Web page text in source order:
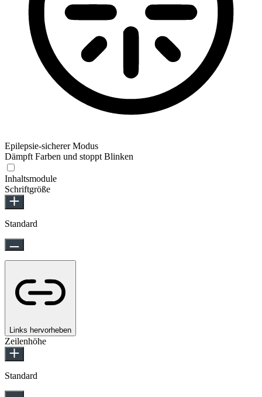
Epilepsie-sicherer Modus
Dämpft Farben und stoppt Blinken
Inhaltsmodule
Schriftgröße
Standard
Links hervorheben
Zeilenhöhe
Standard